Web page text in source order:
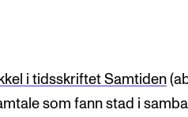
i tidsskriftet Samtiden
som fann stad i